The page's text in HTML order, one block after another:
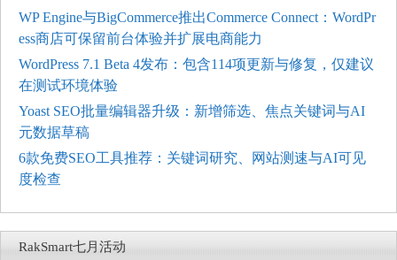
WP Engine与BigCommerce推出Commerce Connect：WordPr
ess商店可保留前台体验并扩展电商能力
WordPress 7.1 Beta 4发布：包含114项更新与修复，仅建议
在测试环境体验
Yoast SEO批量编辑器升级：新增筛选、焦点关键词与AI
元数据草稿
6款免费SEO工具推荐：关键词研究、网站测速与AI可见
度检查
RakSmart七月活动